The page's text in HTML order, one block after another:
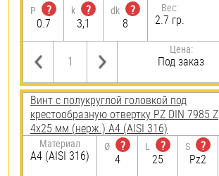
P
?
0.7
k
?
3,1
dk
?
8
Вес:
2.7 гр.
Цена:
Под заказ
Винт с полукруглой головкой под
крестообразную отвертку PZ DIN 7985 Z
4х25 мм (нерж.) A4 (AISI 316)
Материал
A4 (AISI 316)
Ø
?
4
L
?
25
S
?
Pz2